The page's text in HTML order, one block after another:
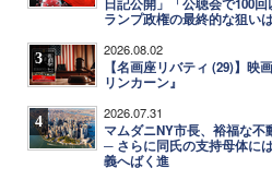
ランプ政権の最終的な狙い
3 2026.08.02
【名画座リバティ (29)】
リンカーン』
4 2026.07.31
マムダニNY市長、裕福な
─ さらに同氏の支持母体に
義へばく進